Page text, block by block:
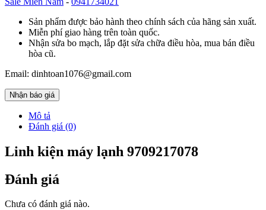
Sản phẩm được bảo hành theo chính sách của hãng sản xuất.
Miễn phí giao hàng trên toàn quốc.
Nhận sửa bo mạch, lắp đặt sửa chữa điều hòa, mua bán điều
hòa cũ.
Email: dinhtoan1076@gmail.com
Nhận báo giá
Mô tả
Đánh giá (0)
Linh kiện máy lạnh 9709217078
Đánh giá
Chưa có đánh giá nào.